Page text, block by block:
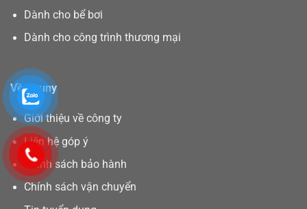
Dành cho bể bơi
Dành cho công trình thương mại
Về Asuny
Giới thiệu về công ty
Liên hệ góp ý
Chính sách bảo hành
Chính sách vận chuyển